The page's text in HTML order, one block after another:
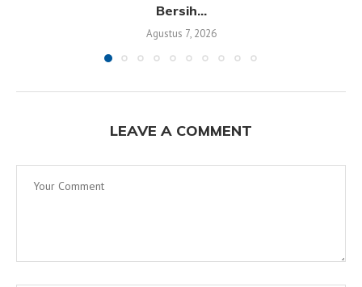
Bersih...
Agustus 7, 2026
LEAVE A COMMENT